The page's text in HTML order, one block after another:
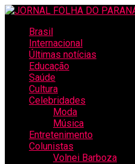
Brasil
Internacional
Últimas notícias
Educação
Saúde
Cultura
Celebridades
Moda
Música
Entretenimento
Colunistas
Volnei Barboza